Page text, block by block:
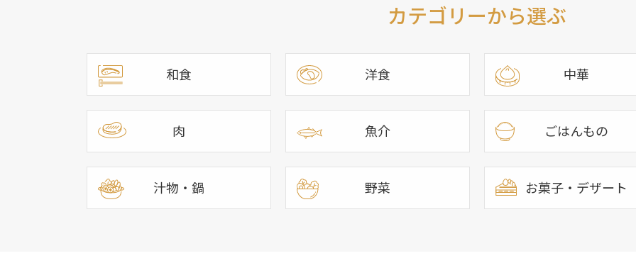
カテゴリーから選ぶ
和食 洋食 中華
肉 魚介 ごはんもの
汁物・鍋 野菜 お菓子・デザート